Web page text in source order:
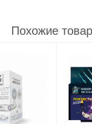
Похожие